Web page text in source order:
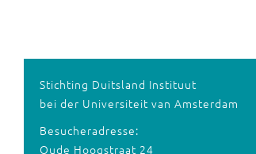
Stichting Duitsland Instituut
bei der Universiteit van Amsterdam
Besucheradresse:
Oude Hoogstraat 24